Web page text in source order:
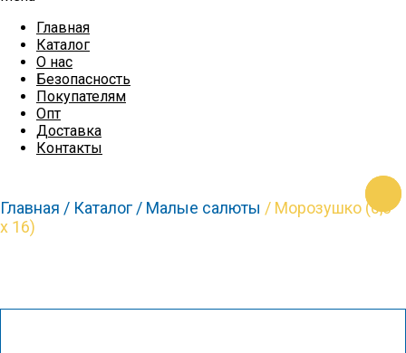
Главная
Каталог
О нас
Безопасность
Покупателям
Опт
Доставка
Контакты
Главная / Каталог / Малые салюты / Морозушко (0,8″
х 16)